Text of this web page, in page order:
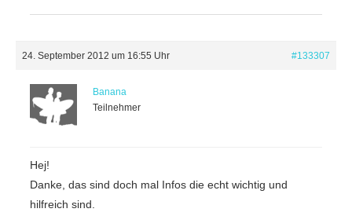
24. September 2012 um 16:55 Uhr #133307
Banana
Teilnehmer
Hej!
Danke, das sind doch mal Infos die echt wichtig und
hilfreich sind.